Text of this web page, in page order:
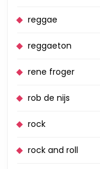
reggae
reggaeton
rene froger
rob de nijs
rock
rock and roll